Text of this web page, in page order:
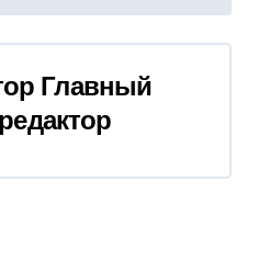
Главный
редактор